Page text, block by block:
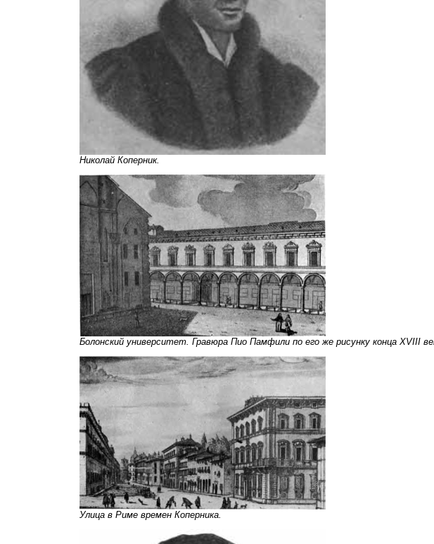
Николай Коперник.
Болонский университет. Гравюра Пио Памфили по его же рисунку конца XVIII
Улица в Риме времен Коперника.